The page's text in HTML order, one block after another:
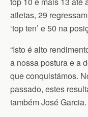
atletas, 29
‘top ten’ e 50 na
“Isto é alto
a nossa postura e a
que conquistámos.
passado, estes
também José Garcia.